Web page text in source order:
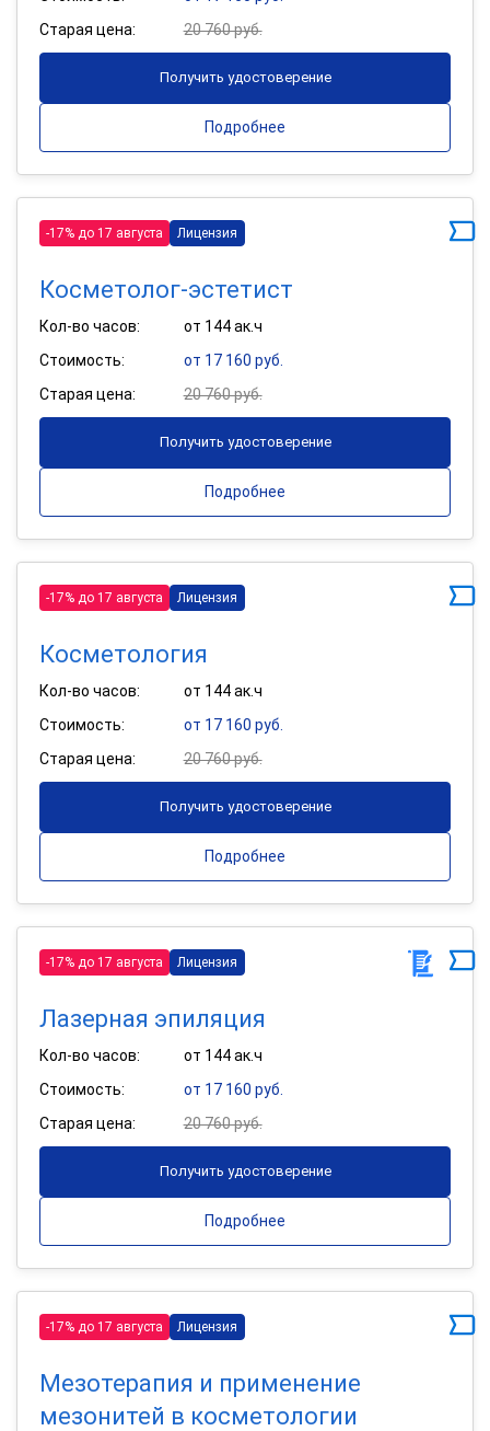
Старая цена:
20 760 руб.
Получить удостоверение
Подробнее
-17% до 17 августа Лицензия
Косметолог-эстетист
Кол-во часов:
от 144 ак.ч
Стоимость:
от 17 160 руб.
Старая цена:
20 760 руб.
Получить удостоверение
Подробнее
-17% до 17 августа Лицензия
Косметология
Кол-во часов:
от 144 ак.ч
Стоимость:
от 17 160 руб.
Старая цена:
20 760 руб.
Получить удостоверение
Подробнее
-17% до 17 августа Лицензия
Лазерная эпиляция
Кол-во часов:
от 144 ак.ч
Стоимость:
от 17 160 руб.
Старая цена:
20 760 руб.
Получить удостоверение
Подробнее
-17% до 17 августа Лицензия
Мезотерапия и применение
мезонитей в косметологии